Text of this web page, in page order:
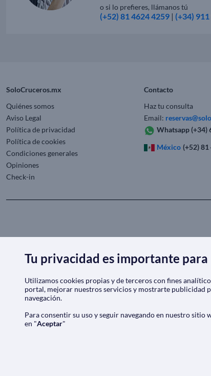
o si lo prefieres, llámanos tú
(+52) 81 4624 4259 | (+34)
SoloCruceros.mx
Quiénes somos
Aviso Legal
Política de privacidad
Política de cookies
Condiciones generales
Opiniones
Check-in
Contacto
Haz tu consulta
Email:
Whatsapp(+34)
México (+52)
Tu privacidad es importante
Utilizamos cookies propias y de terceros con fines
portal, mejorar nuestros servicios y mostrarte publicidad
navegación.
Para consentir su uso y seguir navegando en nuestro sitio
en "Aceptar"